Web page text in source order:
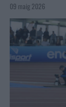
09 maig 2026